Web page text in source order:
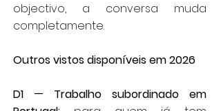
objectivo, a conversa muda
completamente.
Outros vistos disponíveis em 2026
D1 — Trabalho subordinado em